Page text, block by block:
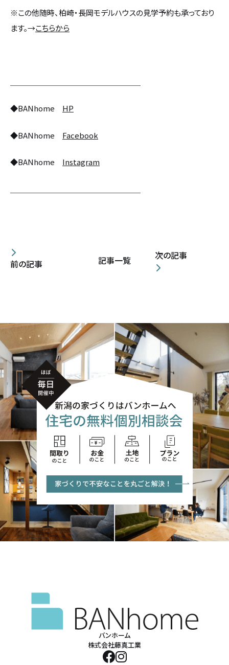
※この他随時、柏崎・長岡モデルハウスの見学予約も承っており
ます。→こちらから
◆BANhome HP
◆BANhome Facebook
◆BANhome Instagram
前の記事 記事一覧 次の記事
バンホーム
株式会社藤真工業